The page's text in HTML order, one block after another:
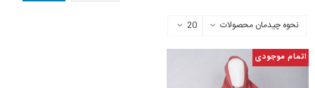
نحوه چیدمان محصولات 20
اتمام موجودی